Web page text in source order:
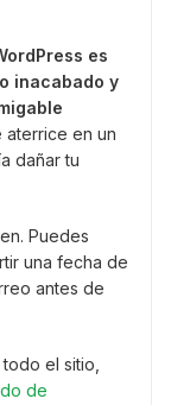
es
inacabado y
aterrice en un
dañar tu
Puedes
una fecha de
antes de
el sitio,
de